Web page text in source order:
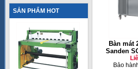
SẢN PHẨM HOT
Bàn mát
Sanden
Bảo